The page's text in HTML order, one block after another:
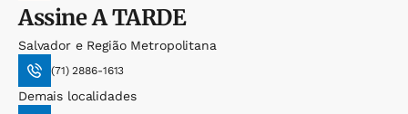
AssineA TARDE
Salvador e Região Metropolitana
(71) 2886-1613
Demais localidades